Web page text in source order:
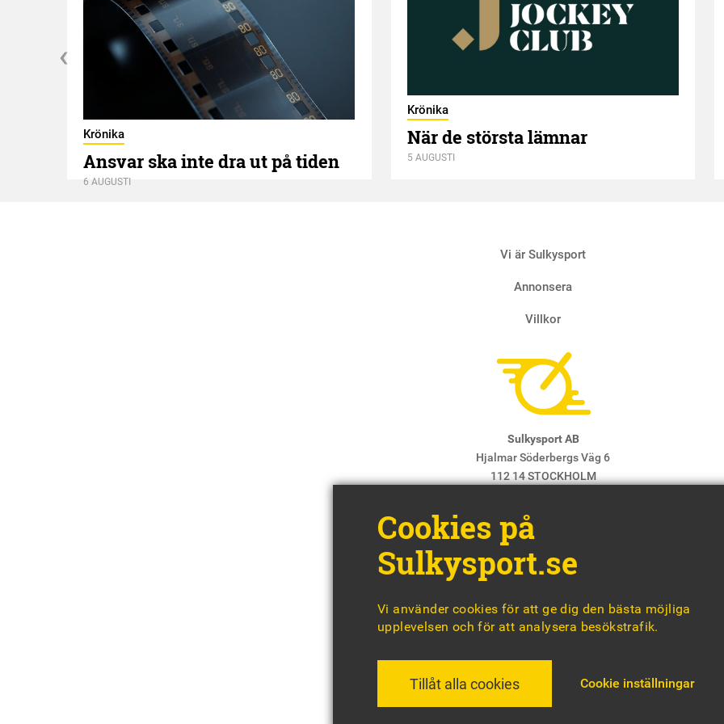
Krönika
Ansvar ska inte dra ut på tiden
6 AUGUSTI
Krönika
När de största lämnar
5 AUGUSTI
Vi är Sulkysport
Annonsera
Villkor
Sulkysport AB
Hjalmar Söderbergs Väg 6
112 14 STOCKHOLM
Chefredaktör & ansvarig utgivare:
Cookies på
Sulkysport.se
Vi använder cookies för att ge dig den bästa möjliga
upplevelsen och för att analysera besökstrafik.
Tillåt alla cookies Cookie inställningar